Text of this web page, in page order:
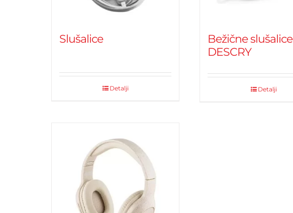
Slušalice
Detalji
Bežične slušalice
DESCRY
Detalji